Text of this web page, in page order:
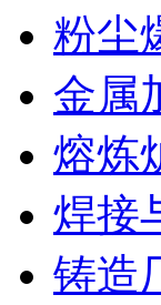
粉尘
金属
熔炼
焊接
铸造